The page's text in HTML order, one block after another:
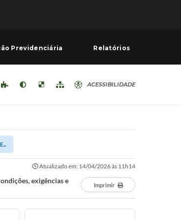
Previdenciária Relatórios
ACESSIBILIDADE
Atualizado em: 14/04/2026 às 11h14
exigências e
Imprimir